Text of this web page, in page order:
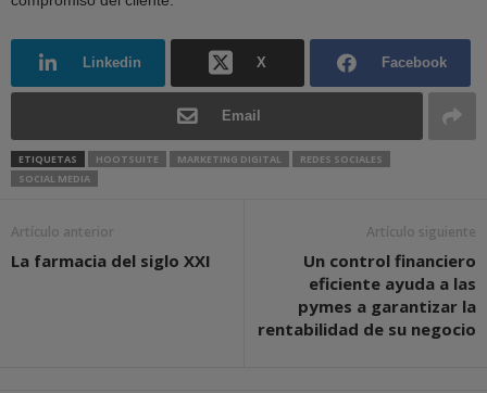
Linkedin X Facebook
Email
ETIQUETAS HOOTSUITE MARKETING DIGITAL
REDES SOCIALES
SOCIAL MEDIA
Artículo anterior
La farmacia del siglo XXI
Artículo siguiente
Un control financiero
eficiente ayuda a las
pymes a garantizar la
rentabilidad de su negocio